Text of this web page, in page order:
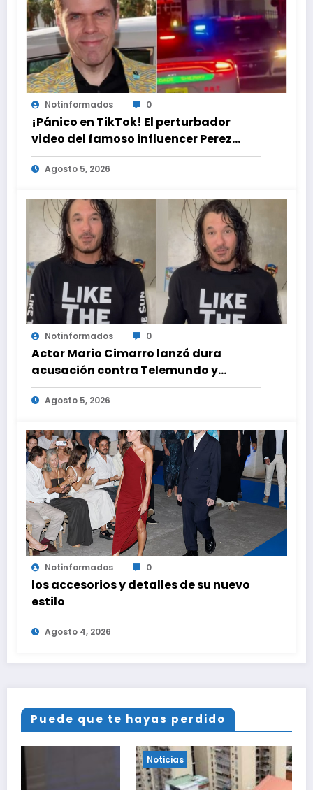
Notinformados 0
¡Pánico en TikTok! El perturbador
video del famoso influencer Perez
Hilton que obligó a sus fans a pedir
ayuda médica
Agosto 5, 2026
Notinformados 0
Actor Mario Cimarro lanzó dura
acusación contra Telemundo y
advirtió que lo que hacen en su contra
es ilegal en EEUU
Agosto 5, 2026
Notinformados 0
los accesorios y detalles de su nuevo
estilo
Agosto 4, 2026
Puede que te hayas perdido